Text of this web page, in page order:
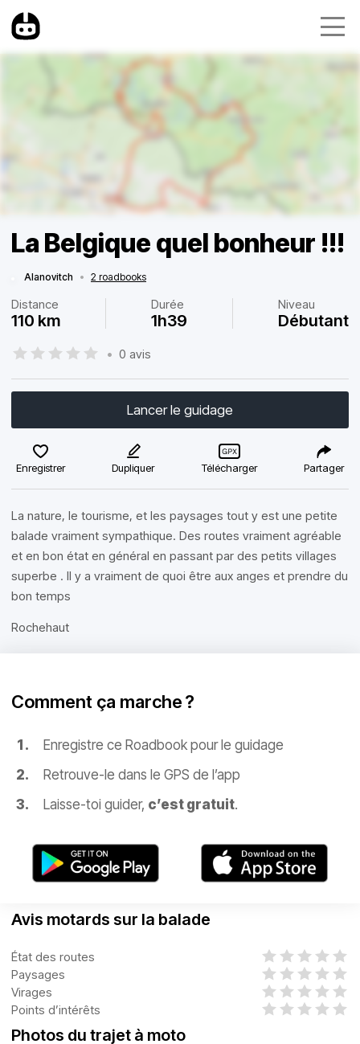
La Belgique quel bonheur !!!
Alanovitch • 2 roadbooks
Distance
110 km
Durée
1h39
Niveau
Débutant
• 0 avis
Lancer le guidage
Enregistrer Dupliquer Télécharger Partager
La nature, le tourisme, et les paysages tout y est une petite
balade vraiment sympathique. Des routes vraiment agréable
et en bon état en général en passant par des petits villages
superbe . Il y a vraiment de quoi être aux anges et prendre du
bon temps
Rochehaut
Comment ça marche ?
Enregistre ce Roadbook pour le guidage
Retrouve-le dans le GPS de l’app
Laisse-toi guider, c’est gratuit.
Avis motards sur la balade
État des routes
Paysages
Virages
Points d’intérêts
Photos du trajet à moto